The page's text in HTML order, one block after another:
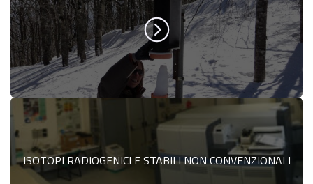
ISOTOPI RADIOGENICI E STABILI NON CONVENZIONALI